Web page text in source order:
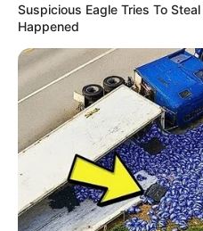
Suspicious Eagle Tries To
Happened